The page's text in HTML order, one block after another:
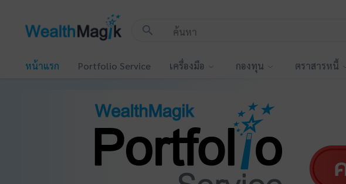
search
หน้าแรก Portfolio Service เครื่องมือ กองทุน ตราสารหนี้